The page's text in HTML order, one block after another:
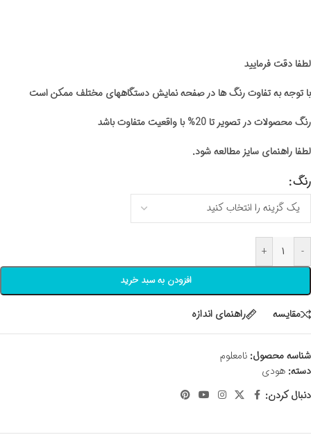
لطفا دقت فرمایید
با توجه به تفاوت رنگ ها در صفحه نمایش دستگاههای مختلف ممکن است
رنگ محصولات در تصویر تا 20% با واقعیت متفاوت باشد
لطفا راهنمای سایز مطالعه شود.
رنگ
-
+
افزودن به سبد خرید
مقايسه راهنمای اندازه
شناسه محصول: نامعلوم
دسته: هودی
دنبال کردن: